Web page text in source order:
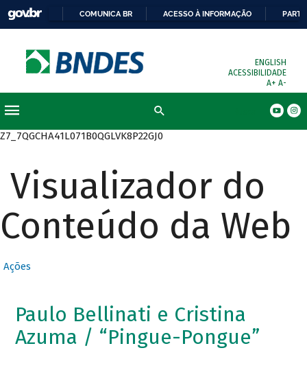
COMUNICA BR ACESSO À INFORMAÇÃO
ENGLISH
ACESSIBILIDADE
A+ A-
Z7_7QGCHA41L071B0QGLVK8P22GJ0
Visualizador do
Conteúdo da Web
Ações
Paulo Bellinati e Cristina
Azuma / “Pingue-Pongue”